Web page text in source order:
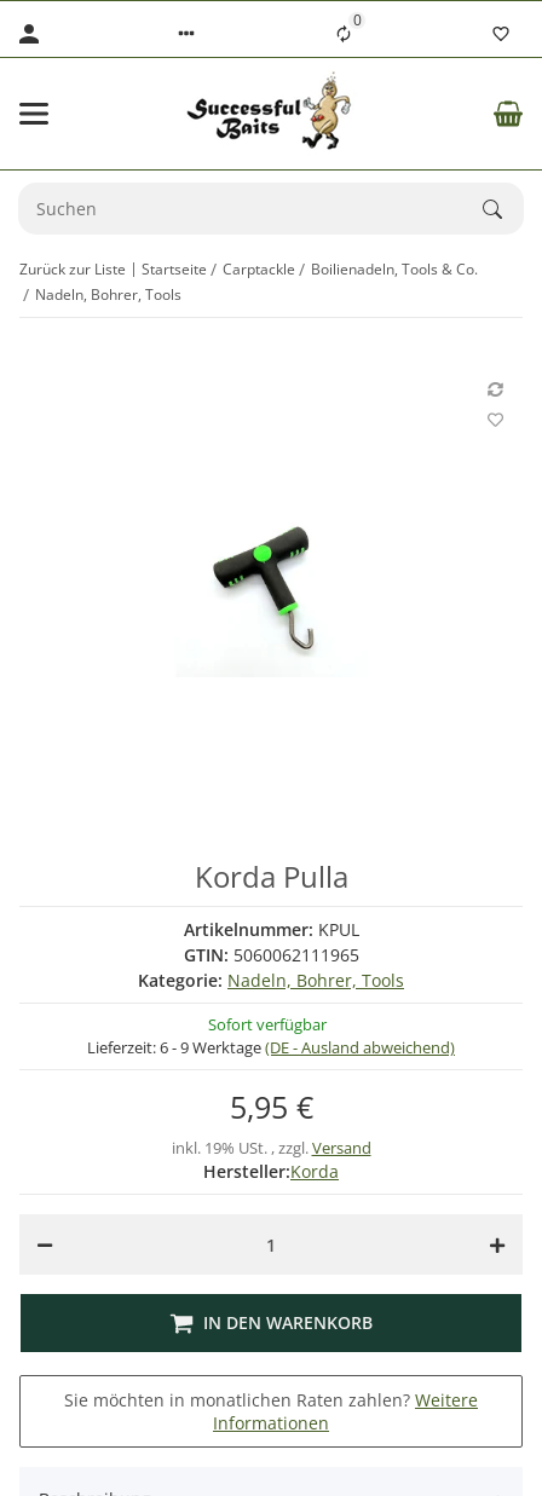
0
Zurück zur Liste Startseite Carptackle
Boilienadeln, Tools & Co.
Nadeln, Bohrer, Tools
Korda Pulla
Artikelnummer: KPUL
GTIN: 5060062111965
Kategorie: Nadeln, Bohrer, Tools
Sofort verfügbar
Lieferzeit:6 - 9 Werktage(DE - Ausland abweichend)
5,95 €
inkl. 19% USt. , zzgl.Versand
Hersteller:Korda
IN DEN WARENKORB
Sie möchten in monatlichen Raten zahlen? Weitere
Informationen